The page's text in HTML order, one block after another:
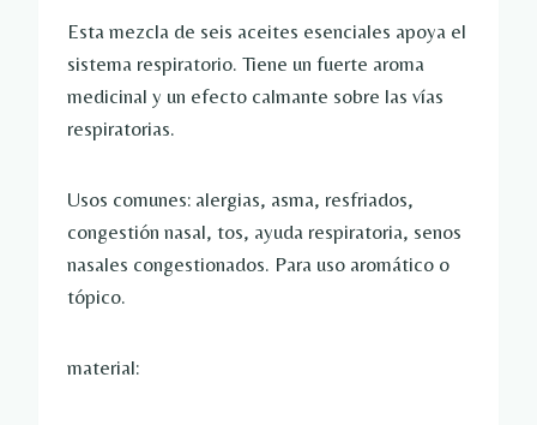
Esta mezcla de seis aceites esenciales apoya el
sistema respiratorio. Tiene un fuerte aroma
medicinal y un efecto calmante sobre las vías
respiratorias.
Usos comunes: alergias, asma, resfriados,
congestión nasal, tos, ayuda respiratoria, senos
nasales congestionados. Para uso aromático o
tópico.
material: